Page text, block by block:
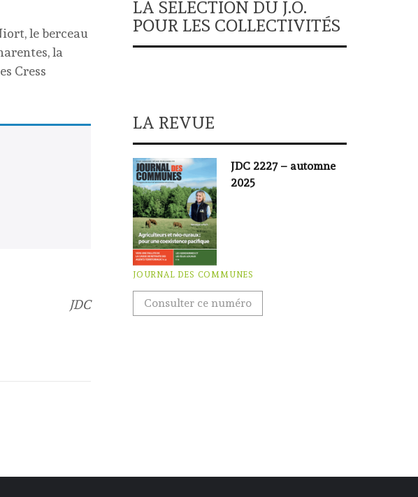
le berceau
la
Cress
JDC
LA SÉLECTION DU J.O.
POUR LES COLLECTIVITÉS
LA REVUE
JDC 2227 – automne
2025
JOURNAL DES COMMUNES
Consulter ce numéro